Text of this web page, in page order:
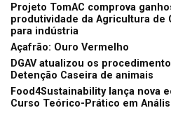
Projeto TomAC comprova
produtividade da Agricultura de
para indústria
Açafrão: Ouro Vermelho
DGAV atualizou os
Detenção Caseira de animais
Food4Sustainability lança nova
Curso Teórico-Prático em